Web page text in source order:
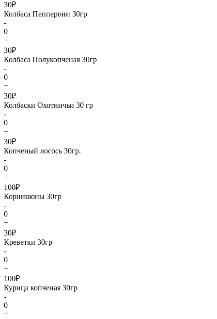
30₽
Колбаса Пепперони 30гр
-
0
+
30₽
Колбаса Полукопченая 30гр
-
0
+
30₽
Колбаски Охотничьи 30 гр
-
0
+
30₽
Копченый лосось 30гр.
-
0
+
100₽
Корнишоны 30гр
-
0
+
30₽
Креветки 30гр
-
0
+
100₽
Курица копченая 30гр
-
0
+